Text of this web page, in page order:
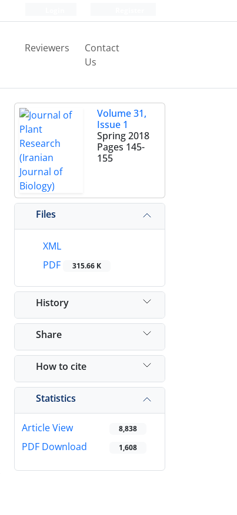
Reviewers
Contact
Us
Volume 31,
Issue 1
Spring 2018
Pages 145-
155
Files
XML
PDF
315.66 K
History
Share
How to cite
Statistics
Article View 8,838
PDF Download 1,608